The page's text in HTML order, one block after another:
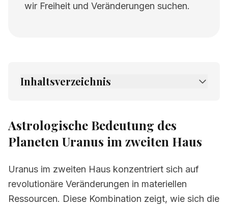
wir Freiheit und Veränderungen suchen.
Inhaltsverzeichnis
2. Verwandte Seiten
Astrologische Bedeutung des
Planeten Uranus im zweiten Haus
Uranus im zweiten Haus konzentriert sich auf
revolutionäre Veränderungen in materiellen
Ressourcen. Diese Kombination zeigt, wie sich die